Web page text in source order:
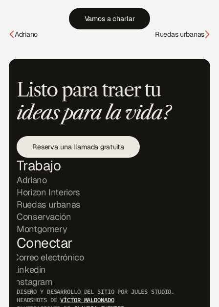
Vamos a charlar
Adriano
Ruedas urbanas
Listo para traer tu
ideas para la vida?
Reserva una llamada gratuita
Trabajo
Adriano
Horizon Interiors
Ruedas urbanas
Conservación
Montgomery
Conectar
Correo electrónico
Linkedin
Instagram
DISEÑO Y DESARROLLO DEL SITIO POR JULES STUDIO.
HEADSHOTS DEVÍCTOR MALDONADO